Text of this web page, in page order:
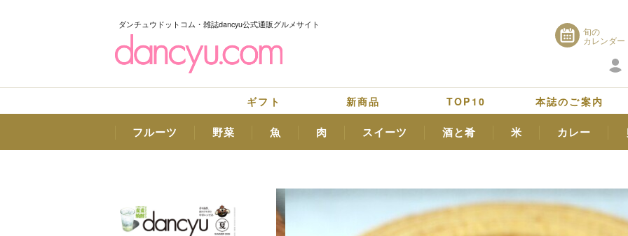
ダンチュウドットコム・雑誌dancyu公式通販グルメサイト
旬の
カレンダー
ギフト 新商品 TOP10 本誌のご案内
フルーツ 野菜 魚 肉 スイーツ 酒と肴 米 カレー